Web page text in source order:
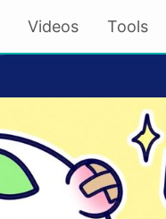
Videos Tools